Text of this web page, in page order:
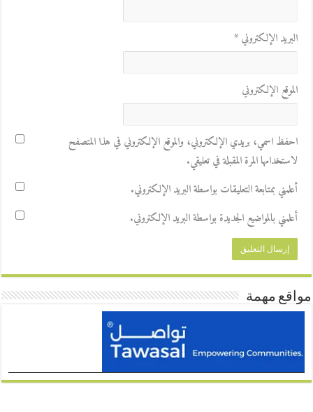
البريد الإلكتروني*
الموقع الإلكتروني
احفظ اسمي، بريدي الإلكتروني، والموقع الإلكتروني في هذا المتصفح
لاستخدامها المرة المقبلة في تعليقي.
أعلمني بمتابعة التعليقات بواسطة البريد الإلكتروني.
أعلمني بالمواضيع الجديدة بواسطة البريد الإلكتروني.
مواقع مهمة